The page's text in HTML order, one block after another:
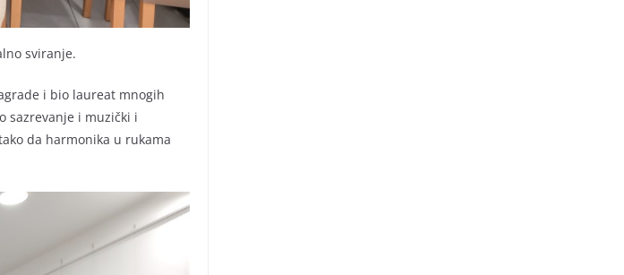
sviranje.
i bio laureat mnogih
sazrevanje i muzički i
da harmonika u rukama